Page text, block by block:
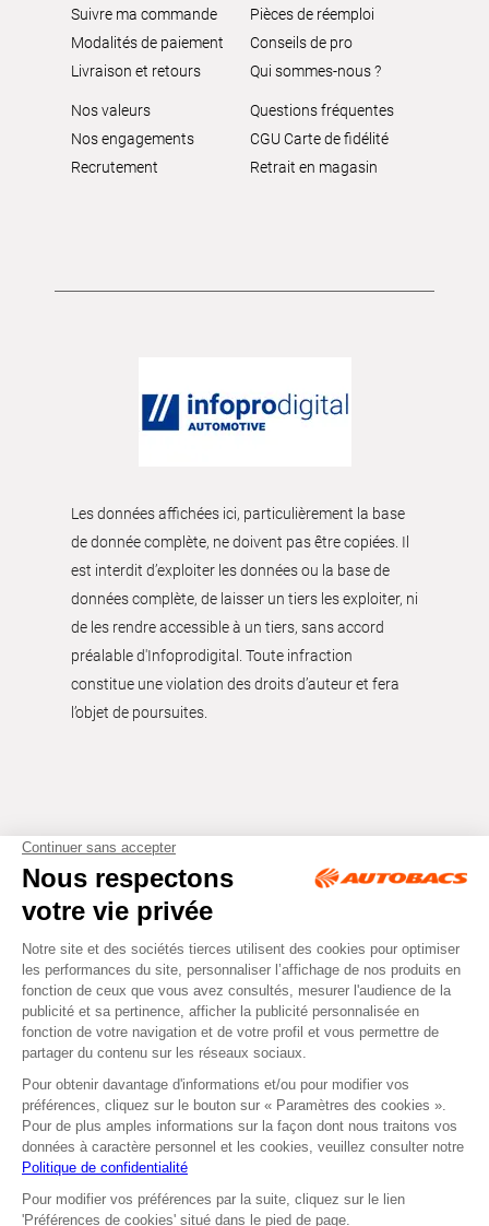
Suivre ma commande
Modalités de paiement
Livraison et retours
Pièces de réemploi
Conseils de pro
Qui sommes-nous ?
Nos valeurs
Nos engagements
Recrutement
Questions fréquentes
CGU Carte de fidélité
Retrait en magasin
Les données affichées ici, particulièrement la base
de donnée complète, ne doivent pas être copiées. Il
est interdit d’exploiter les données ou la base de
données complète, de laisser un tiers les exploiter, ni
de les rendre accessible à un tiers, sans accord
préalable d'Infoprodigital. Toute infraction
constitue une violation des droits d’auteur et fera
l’objet de poursuites.
Tous droits réservés © Autobacs
Mentions légales RGPD
Cookies CGV
Facebook Instagram